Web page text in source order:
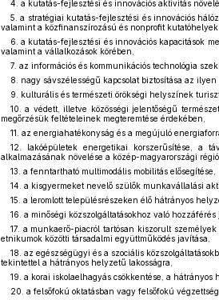
4. a kutatás-fejlesztési és innovációs aktivitás
5. a stratégiai kutatás-fejlesztési és innovációs
valamint a közfinanszírozású és nonprofit kutatóhelyek
6. a kutatás-fejlesztési és innovációs kapacitások
valamint a vállalkozások körében,
7. az információs és kommunikációs technológia
8. nagy sávszélességű kapcsolat biztosítása az
9. kulturális és természeti örökségi helyszínek
10. a védett, illetve közösségi jelentőségű
megőrzésük feltételeinek megteremtése érdekében,
11. az energiahatékonyság és a megújuló
12. lakóépületek energetikai korszerűsítése, a
alkalmazásának növelése a közép-magyarországi
13. a fenntartható multimodális mobilitás elősegítése,
14. a kisgyermeket nevelő szülők munkavállalási
15. a leromlott településrészeken élő hátrányos
16. a minőségi közszolgáltatásokhoz való
17. a munkaerő-piacról tartósan kiszorult
etnikumok közötti társadalmi együttműködés javítása,
18. az egészségügyi és a szociális
tekintettel a hátrányos helyzetű lakosságra,
19. a korai iskolaelhagyás csökkentése, a
20. a felsőfokú oktatásban vagy felsőfokú